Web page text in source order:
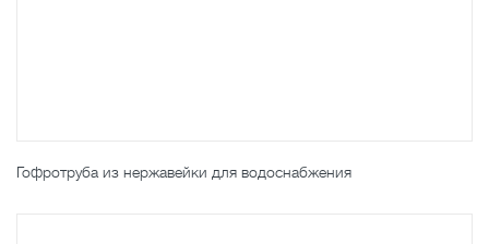
Гофротруба из нержавейки для водоснабжения